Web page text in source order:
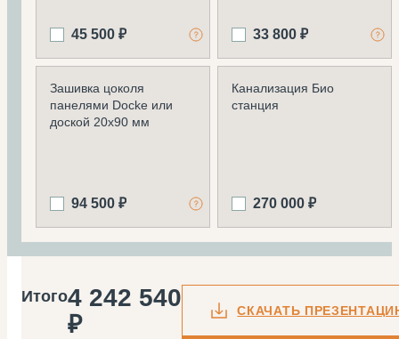
45 500 ₽ 33 800 ₽
Зашивка цоколя
панелями Docke или
доской 20х90 мм
94 500 ₽
Канализация Био
станция
270 000 ₽
Итого4 242 540
₽
СКАЧАТЬ